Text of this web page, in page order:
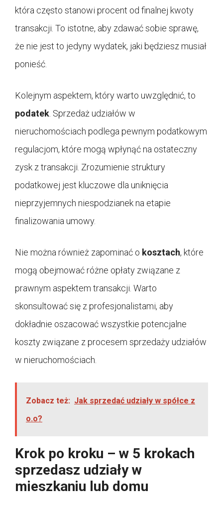
która często stanowi procent od finalnej kwoty
transakcji. To istotne, aby zdawać sobie sprawę,
że nie jest to jedyny wydatek, jaki będziesz musiał
ponieść.
Kolejnym aspektem, który warto uwzględnić, to
podatek . Sprzedaż udziałów w
nieruchomościach podlega pewnym podatkowym
regulacjom, które mogą wpłynąć na ostateczny
zysk z transakcji. Zrozumienie struktury
podatkowej jest kluczowe dla uniknięcia
nieprzyjemnych niespodzianek na etapie
finalizowania umowy.
Nie można również zapominać o kosztach, które
mogą obejmować różne opłaty związane z
prawnym aspektem transakcji. Warto
skonsultować się z profesjonalistami, aby
dokładnie oszacować wszystkie potencjalne
koszty związane z procesem sprzedaży udziałów
w nieruchomościach.
Zobacz też: Jak sprzedać udziały w spółce z
o.o?
Krok po kroku – w 5 krokach
sprzedasz udziały w
mieszkaniu lub domu